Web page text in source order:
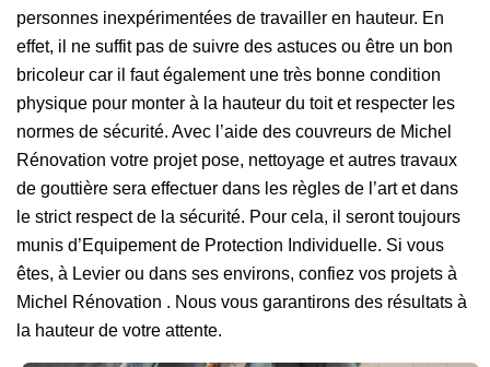
personnes inexpérimentées de travailler en hauteur. En
effet, il ne suffit pas de suivre des astuces ou être un bon
bricoleur car il faut également une très bonne condition
physique pour monter à la hauteur du toit et respecter les
normes de sécurité. Avec l’aide des couvreurs de Michel
Rénovation votre projet pose, nettoyage et autres travaux
de gouttière sera effectuer dans les règles de l’art et dans
le strict respect de la sécurité. Pour cela, il seront toujours
munis d’Equipement de Protection Individuelle. Si vous
êtes, à Levier ou dans ses environs, confiez vos projets à
Michel Rénovation . Nous vous garantirons des résultats à
la hauteur de votre attente.